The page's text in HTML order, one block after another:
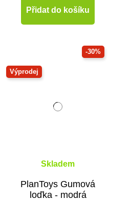
Přidat do košíku
-30%
Výprodej
Skladem
PlanToys Gumová
loďka - modrá